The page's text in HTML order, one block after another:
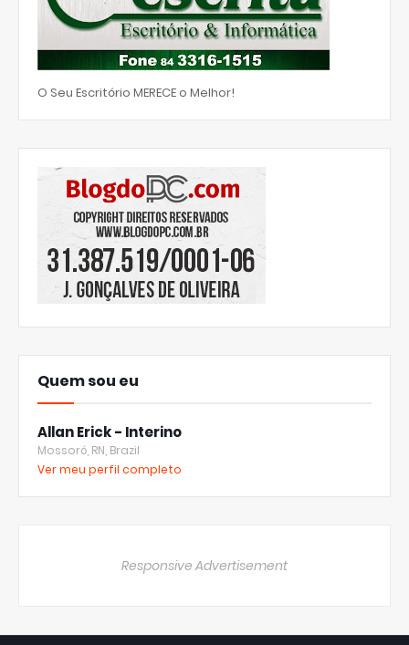
O Seu Escritório MERECE o Melhor!
Quem sou eu
Allan Erick - Interino
Mossoró, RN, Brazil
Ver meu perfil completo
Responsive Advertisement